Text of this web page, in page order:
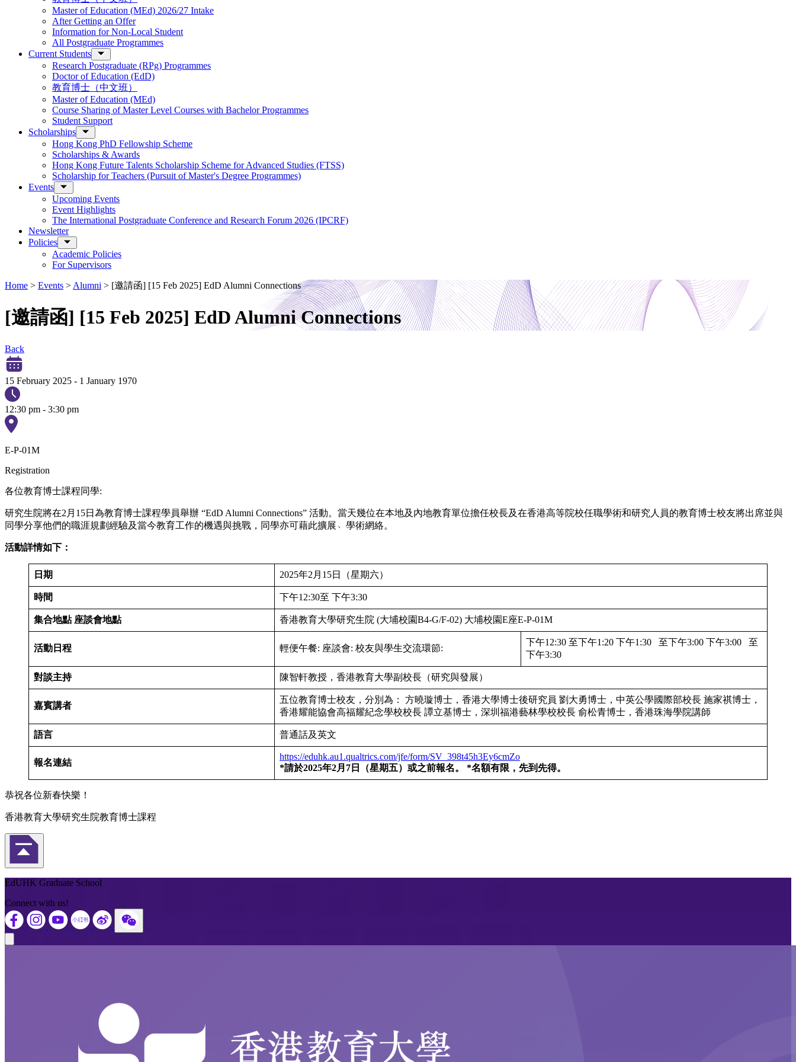
Master of Education (MEd) 2026/27 Intake
After Getting an Offer
Information for Non-Local Student
All Postgraduate Programmes
Current Students
Research Postgraduate (RPg) Programmes
Doctor of Education (EdD)
教育博士（中文班）
Master of Education (MEd)
Course Sharing of Master Level Courses with Bachelor Programmes
Student Support
Scholarships
Hong Kong PhD Fellowship Scheme
Scholarships & Awards
Hong Kong Future Talents Scholarship Scheme for Advanced Studies (FTSS)
Scholarship for Teachers (Pursuit of Master's Degree Programmes)
Events
Upcoming Events
Event Highlights
The International Postgraduate Conference and Research Forum 2026 (IPCRF)
Newsletter
Policies
Academic Policies
For Supervisors
Home > Events > Alumni > [邀請函] [15 Feb 2025] EdD Alumni Connections
[邀請函] [15 Feb 2025] EdD Alumni Connections
Back
15 February 2025 - 1 January 1970
12:30 pm - 3:30 pm
E-P-01M
Registration
各位教育博士課程同學:
研究生院將在2月15日為教育博士課程學員舉辦 “EdD Alumni Connections” 活動。當天幾位在本地及內地教育單位擔任校長及在香港高等院校任職學術和研究人員的教育博士校友將出席並與
同學分享他們的職涯規劃經驗及當今教育工作的機遇與挑戰，同學亦可藉此擴展﹅學術網絡。
活動詳情如下：
日期 2025年2月15日（星期六）
時間 下午12:30至 下午3:30
集合地點 座談會地點 香港教育大學研究生院 (大埔校園B4-G/F-02) 大埔校園E座E-P-01M
活動日程 輕便午餐: 座談會: 校友與學生交流環節:
下午12:30 至下午1:20 下午1:30 至下午3:00 下午3:00 至
下午3:30
對談主持 陳智軒教授，香港教育大學副校長（研究與發展）
嘉賓講者
五位教育博士校友，分別為： 方曉璇博士，香港大學博士後研究員 劉大勇博士，中英公學國際部校長 施家祺博士，
香港耀能協會高福耀紀念學校校長 譚立基博士，深圳福港藝林學校校長 俞松青博士，香港珠海學院講師
語言 普通話及英文
報名連結
https://eduhk.au1.qualtrics.com/jfe/form/SV_398t45h3Ey6cmZo
*請於2025年2月7日（星期五）或之前報名。
*名額有限，先到先得。
恭祝各位新春快樂！
香港教育大學研究生院教育博士課程
Back to Top
EdUHK Graduate School
Connect with us!
Close modal